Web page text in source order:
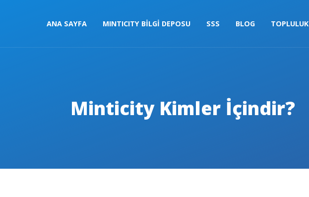
ANA SAYFA MINTICITY BİLGİ DEPOSU SSS BLOG TOPLULUK
Minticity Kimler İçindir?